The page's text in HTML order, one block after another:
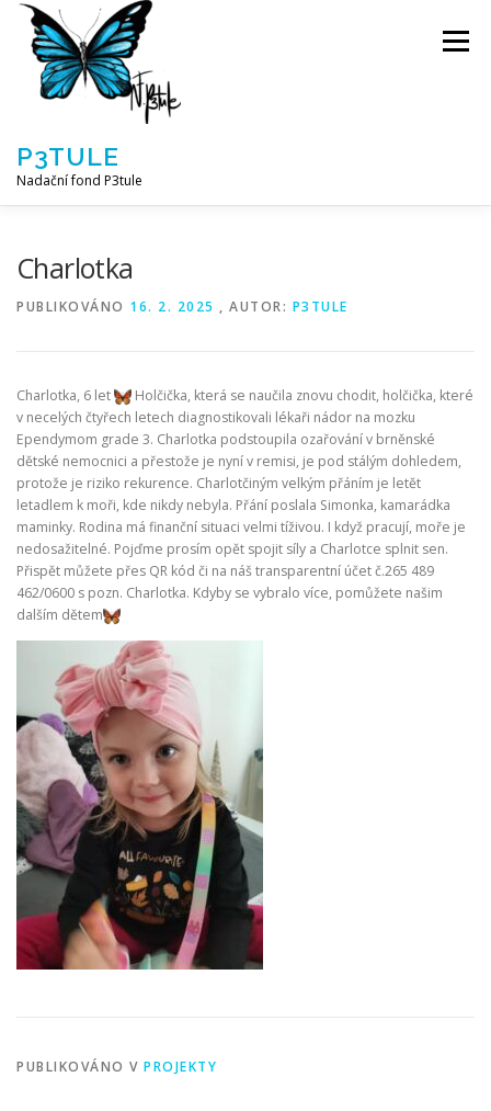
Přeskočit
obsah
P3TULE
Nadační fond P3tule
Menu
AKTUALITY BLOG
Charlotka
PUBLIKOVÁNO 16. 2. 2025 , AUTOR: P3TULE
Charlotka, 6 let
Holčička, která se naučila znovu chodit, holčička, které
v necelých čtyřech letech diagnostikovali lékaři nádor na mozku
Ependymom grade 3. Charlotka podstoupila ozařování v brněnské
dětské nemocnici a přestože je nyní v remisi, je pod stálým dohledem,
protože je riziko rekurence. Charlotčiným velkým přáním je letět
letadlem k moři, kde nikdy nebyla. Přání poslala Simonka, kamarádka
maminky. Rodina má finanční situaci velmi tíživou. I když pracují, moře je
nedosažitelné. Pojďme prosím opět spojit síly a Charlotce splnit sen.
Přispět můžete přes QR kód či na náš transparentní účet č.265 489
462/0600 s pozn. Charlotka. Kdyby se vybralo více, pomůžete našim
dalším dětem
PUBLIKOVÁNO V PROJEKTY